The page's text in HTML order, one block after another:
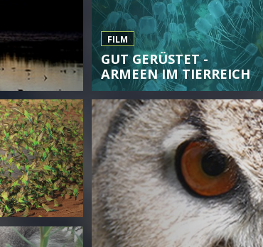
FILM
GUT GERÜSTET -
ARMEEN IM TIERREICH